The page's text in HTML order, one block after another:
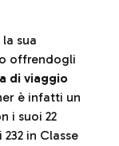
sua
offrendogli
di viaggio
è infatti un
i suoi 22
in Classe